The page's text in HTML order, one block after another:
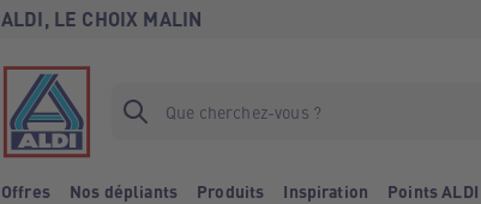
ALDI, LE CHOIX MALIN
Offres Nos dépliants Produits Inspiration Points ALDI